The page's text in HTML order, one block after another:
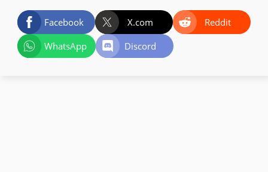
Facebook X.com
Reddit
WhatsApp
Discord